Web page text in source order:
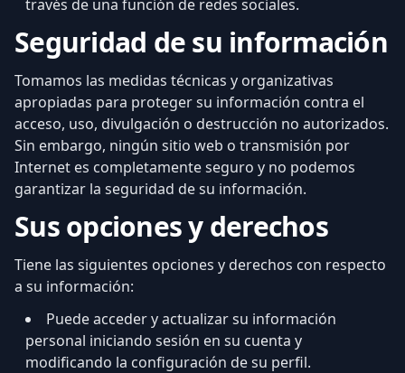
través de una función de redes sociales.
Seguridad de su información
Tomamos las medidas técnicas y organizativas
apropiadas para proteger su información contra el
acceso, uso, divulgación o destrucción no autorizados.
Sin embargo, ningún sitio web o transmisión por
Internet es completamente seguro y no podemos
garantizar la seguridad de su información.
Sus opciones y derechos
Tiene las siguientes opciones y derechos con respecto
a su información:
Puede acceder y actualizar su información
personal iniciando sesión en su cuenta y
modificando la configuración de su perfil.